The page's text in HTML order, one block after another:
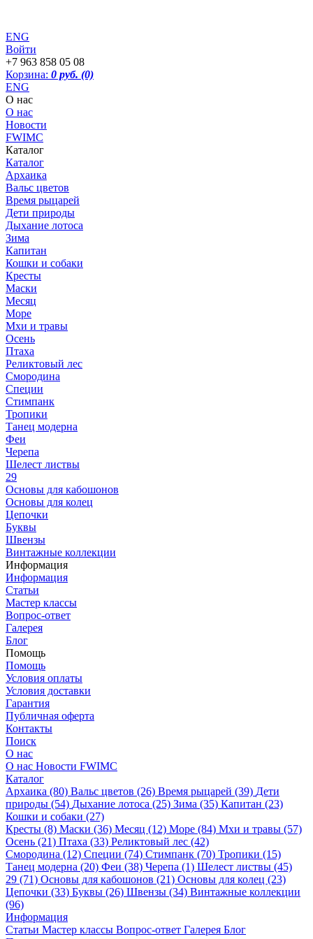
ENG
Войти
+7 963 858 05 08
Корзина: 0 руб. (0)
ENG
О нас
О нас
Новости
FWIMC
Каталог
Каталог
Архаика
Вальс цветов
Время рыцарей
Дети природы
Дыхание лотоса
Зима
Капитан
Кошки и собаки
Кресты
Маски
Месяц
Море
Мхи и травы
Осень
Птаха
Реликтовый лес
Смородина
Специи
Стимпанк
Тропики
Танец модерна
Феи
Черепа
Шелест листвы
29
Основы для кабошонов
Основы для колец
Цепочки
Буквы
Швензы
Винтажные коллекции
Информация
Информация
Статьи
Мастер классы
Вопрос-ответ
Галерея
Блог
Помощь
Помощь
Условия оплаты
Условия доставки
Гарантия
Публичная оферта
Контакты
Поиск
О нас
О нас Новости FWIMC
Каталог
Архаика (80) Вальс цветов (26) Время рыцарей (39) Дети
природы (54) Дыхание лотоса (25) Зима (35) Капитан (23)
Кошки и собаки (27)
Кресты (8) Маски (36) Месяц (12) Море (84) Мхи и травы (57)
Осень (21) Птаха (33) Реликтовый лес (42)
Смородина (12) Специи (74) Стимпанк (70) Тропики (15)
Танец модерна (20) Феи (38) Черепа (1) Шелест листвы (45)
29 (71) Основы для кабошонов (21) Основы для колец (23)
Цепочки (33) Буквы (26) Швензы (34) Винтажные коллекции
(96)
Информация
Статьи Мастер классы Вопрос-ответ Галерея Блог